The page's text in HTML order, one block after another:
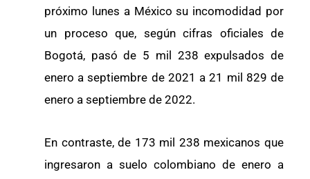
próximo lunes a México su incomodidad por
un proceso que, según cifras oficiales de
Bogotá, pasó de 5 mil 238 expulsados de
enero a septiembre de 2021 a 21 mil 829 de
enero a septiembre de 2022.
En contraste, de 173 mil 238 mexicanos que
ingresaron a suelo colombiano de enero a